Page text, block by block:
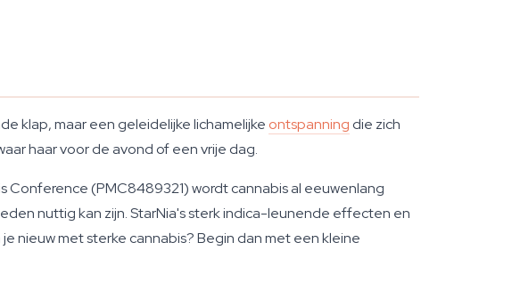
klap, maar een geleidelijke lichamelijke ontspanning die zich
haar voor de avond of een vrije dag.
(PMC8489321) wordt cannabis al eeuwenlang
nuttig kan zijn. StarNia's sterk indica-leunende effecten en
nieuw met sterke cannabis? Begin dan met een kleine